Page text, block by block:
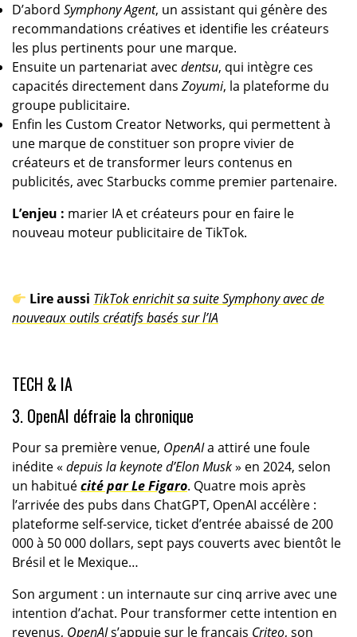
D’abord Symphony Agent, un assistant qui génère des
recommandations créatives et identifie les créateurs
les plus pertinents pour une marque.
Ensuite un partenariat avec dentsu, qui intègre ces
capacités directement dans Zoyumi, la plateforme du
groupe publicitaire.
Enfin les Custom Creator Networks, qui permettent à
une marque de constituer son propre vivier de
créateurs et de transformer leurs contenus en
publicités, avec Starbucks comme premier partenaire.
L’enjeu : marier IA et créateurs pour en faire le
nouveau moteur publicitaire de TikTok.
Lire aussi TikTok enrichit sa suite Symphony avec de
nouveaux outils créatifs basés sur l’IA
TECH & IA
3. OpenAI défraie la chronique
Pour sa première venue, OpenAIa attiré une foule
inédite « depuis la keynote d’Elon Musk» en 2024, selon
un habituécité par Le Figaro. Quatre mois après
l’arrivée des pubs dans ChatGPT, OpenAI accélère :
plateforme self-service, ticket d’entrée abaissé de 200
000 à 50 000 dollars, sept pays couverts avec bientôt le
Brésil et le Mexique…
Son argument : un internaute sur cinq arrive avec une
intention d’achat. Pour transformer cette intention en
revenus, OpenAIs’appuie sur le français Criteo, son